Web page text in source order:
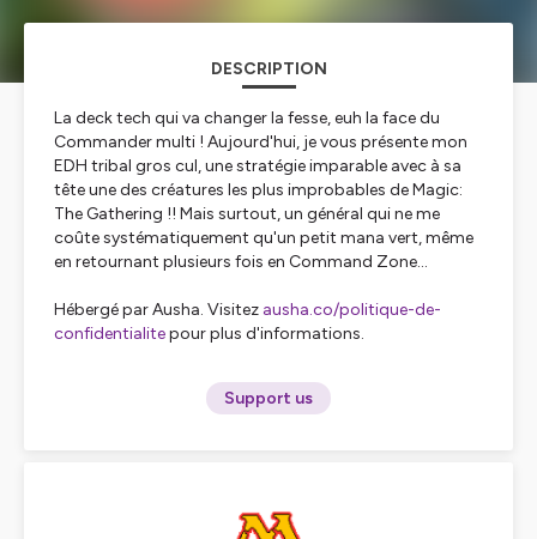
DESCRIPTION
La deck tech qui va changer la fesse, euh la face du
Commander multi ! Aujourd'hui, je vous présente mon
EDH tribal gros cul, une stratégie imparable avec à sa
tête une des créatures les plus improbables de Magic:
The Gathering !! Mais surtout, un général qui ne me
coûte systématiquement qu'un petit mana vert, même
en retournant plusieurs fois en Command Zone...
Hébergé par Ausha. Visitez ausha.co/politique-de-
confidentialitepour plus d'informations.
Support us